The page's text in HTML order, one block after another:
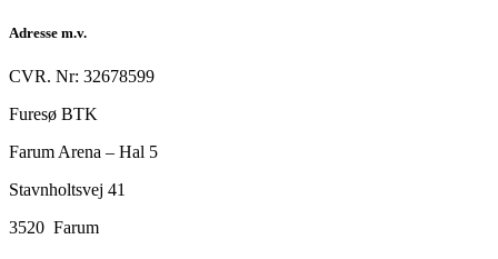
Adresse m.v.
CVR. Nr: 32678599
Furesø BTK
Farum Arena – Hal 5
Stavnholtsvej 41
3520 Farum